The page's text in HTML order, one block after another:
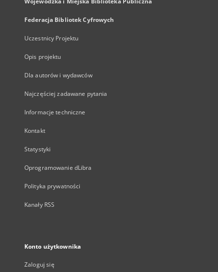
Federacja Bibliotek Cyfrowych
Uczestnicy Projektu
Opis projektu
Dla autorów i wydawców
Najczęściej zadawane pytania
Informacje techniczne
Kontakt
Statystyki
Oprogramowanie dLibra
Polityka prywatności
Kanały RSS
Konto użytkownika
Zaloguj się